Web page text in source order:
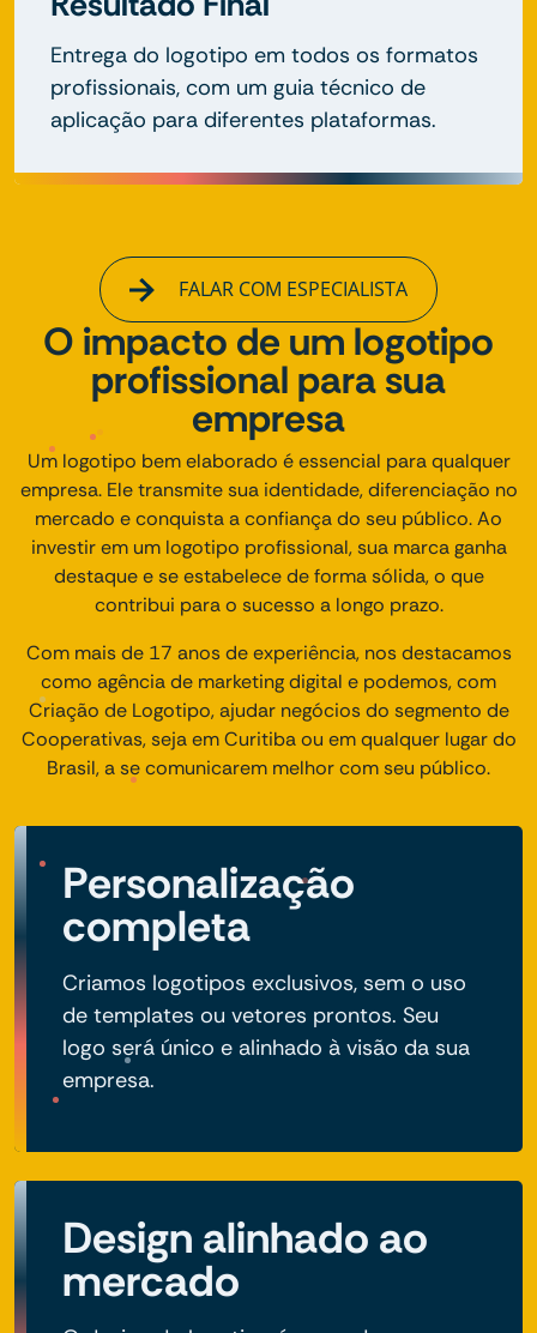
Entrega do logotipo em todos os formatos
profissionais, com um guia técnico de
aplicação para diferentes plataformas.
FALAR COM ESPECIALISTA
O impacto de um logotipo
profissional para sua
empresa
Um logotipo bem elaborado é essencial para qualquer
empresa. Ele transmite sua identidade, diferenciação no
mercado e conquista a confiança do seu público. Ao
investir em um logotipo profissional, sua marca ganha
destaque e se estabelece de forma sólida, o que
contribui para o sucesso a longo prazo.
Com mais de 17 anos de experiência, nos destacamos
como agência de marketing digital e podemos, com
Criação de Logotipo, ajudar negócios do segmento de
Cooperativas, seja em Curitiba ou em qualquer lugar do
Brasil, a se comunicarem melhor com seu público.
Personalização
completa
Criamos logotipos exclusivos, sem o uso
de templates ou vetores prontos. Seu
logo será único e alinhado à visão da sua
empresa.
Design alinhado ao
mercado